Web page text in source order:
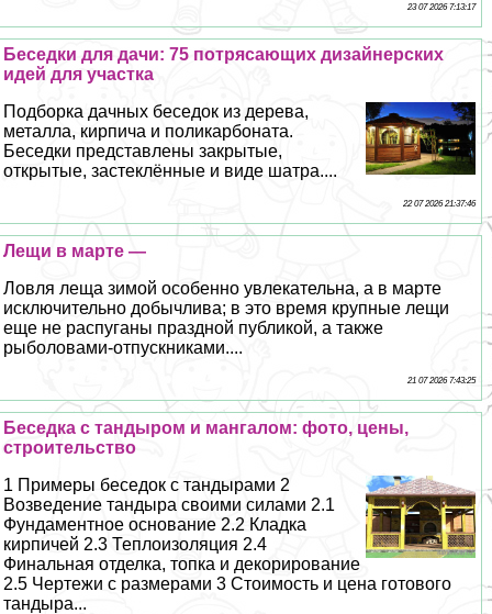
23 07 2026 7:13:17
Беседки для дачи: 75 потрясающих дизайнерских
идей для участка
Подборка дачных беседок из дерева,
металла, кирпича и поликарбоната.
Беседки представлены закрытые,
открытые, застеклённые и виде шатра....
22 07 2026 21:37:46
Лещи в марте —
Ловля леща зимой особенно увлекательна, а в марте
исключительно добычлива; в это время крупные лещи
еще не распуганы праздной публикой, а также
рыболовами-отпускниками....
21 07 2026 7:43:25
Беседка с тандыром и мангалом: фото, цены,
строительство
1 Примеры беседок с тандырами 2
Возведение тандыра своими силами 2.1
Фундаментное основание 2.2 Кладка
кирпичей 2.3 Теплоизоляция 2.4
Финальная отделка, топка и декорирование
2.5 Чертежи с размерами 3 Стоимость и цена готового
тандыра...